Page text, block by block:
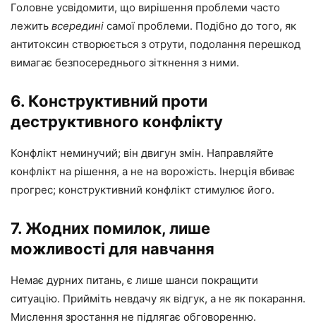
Головне усвідомити, що вирішення проблеми часто
лежить всередині самої проблеми. Подібно до того, як
антитоксин створюється з отрути, подолання перешкод
вимагає безпосереднього зіткнення з ними.
6. Конструктивний проти
деструктивного конфлікту
Конфлікт неминучий; він двигун змін. Направляйте
конфлікт на рішення, а не на ворожість. Інерція вбиває
прогрес; конструктивний конфлікт стимулює його.
7. Жодних помилок, лише
можливості для навчання
Немає дурних питань, є лише шанси покращити
ситуацію. Прийміть невдачу як відгук, а не як покарання.
Мислення зростання не підлягає обговоренню.